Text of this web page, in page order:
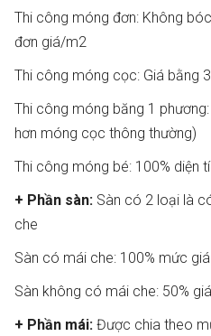
Thi công móng đơn: Không
đơn giá/m2
Thi công móng cọc: Giá bằng
Thi công móng băng 1
hơn móng cọc thông thường)
Thi công móng bé: 100% diện
+ Phần sàn: Sàn có 2 loại là
che
Sàn có mái che: 100% mức
Sàn không có mái che: 50%
+ Phần mái: Được chia theo